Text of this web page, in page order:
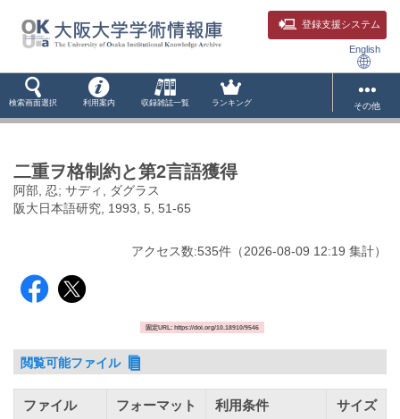
登録支援システム
English
検索画面選択 利用案内 収録雑誌一覧 ランキング その他
二重ヲ格制約と第2言語獲得
阿部, 忍; サディ, ダグラス
阪大日本語研究, 1993, 5, 51-65
アクセス数:535件 （2026-08-09 12:19 集計）
固定URL: https://doi.org/10.18910/9546
閲覧可能ファイル
ファイル フォーマット 利用条件 サイズ